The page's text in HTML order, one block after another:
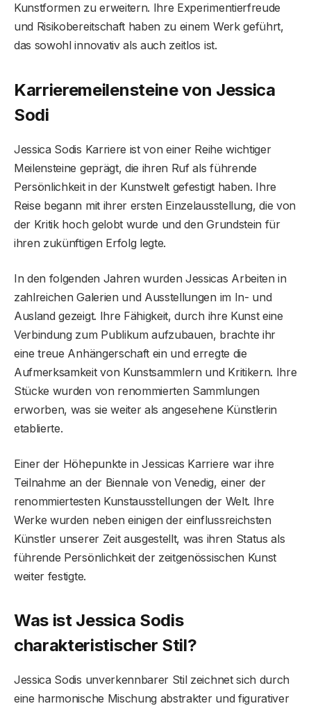
Kunstformen zu erweitern. Ihre Experimentierfreude
und Risikobereitschaft haben zu einem Werk geführt,
das sowohl innovativ als auch zeitlos ist.
Karrieremeilensteine ​​von Jessica
Sodi
Jessica Sodis Karriere ist von einer Reihe wichtiger
Meilensteine ​​geprägt, die ihren Ruf als führende
Persönlichkeit in der Kunstwelt gefestigt haben. Ihre
Reise begann mit ihrer ersten Einzelausstellung, die von
der Kritik hoch gelobt wurde und den Grundstein für
ihren zukünftigen Erfolg legte.
In den folgenden Jahren wurden Jessicas Arbeiten in
zahlreichen Galerien und Ausstellungen im In- und
Ausland gezeigt. Ihre Fähigkeit, durch ihre Kunst eine
Verbindung zum Publikum aufzubauen, brachte ihr
eine treue Anhängerschaft ein und erregte die
Aufmerksamkeit von Kunstsammlern und Kritikern. Ihre
Stücke wurden von renommierten Sammlungen
erworben, was sie weiter als angesehene Künstlerin
etablierte.
Einer der Höhepunkte in Jessicas Karriere war ihre
Teilnahme an der Biennale von Venedig, einer der
renommiertesten Kunstausstellungen der Welt. Ihre
Werke wurden neben einigen der einflussreichsten
Künstler unserer Zeit ausgestellt, was ihren Status als
führende Persönlichkeit der zeitgenössischen Kunst
weiter festigte.
Was ist Jessica Sodis
charakteristischer Stil?
Jessica Sodis unverkennbarer Stil zeichnet sich durch
eine harmonische Mischung abstrakter und figurativer